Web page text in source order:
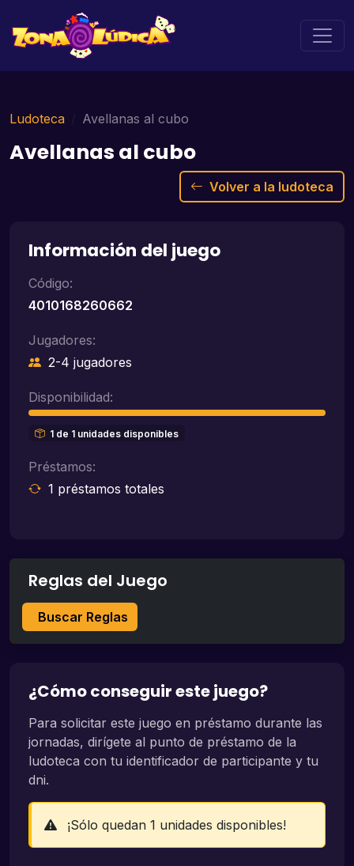
Ludoteca Avellanas al cubo
Avellanas al cubo
Volver a la ludoteca
Información del juego
Código:
4010168260662
Jugadores:
2-4 jugadores
Disponibilidad:
1 de 1 unidades disponibles
Préstamos:
1 préstamos totales
Reglas del Juego
Buscar Reglas
¿Cómo conseguir este juego?
Para solicitar este juego en préstamo durante las
jornadas, dirígete al punto de préstamo de la
ludoteca con tu identificador de participante y tu
dni.
¡Sólo quedan 1 unidades disponibles!